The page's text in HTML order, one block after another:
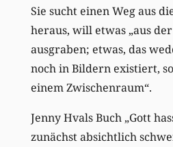
Sie sucht einen Weg aus
heraus, will etwas „aus
ausgraben; etwas, das
noch in Bildern existiert,
einem Zwischenraum“.
Jenny Hvals Buch „Gott
zunächst absichtlich